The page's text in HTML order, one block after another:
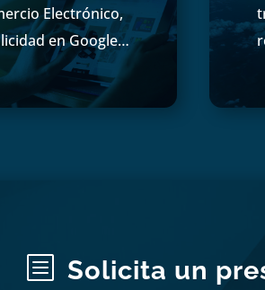
Electrónico,
en Google…
b Solicita un